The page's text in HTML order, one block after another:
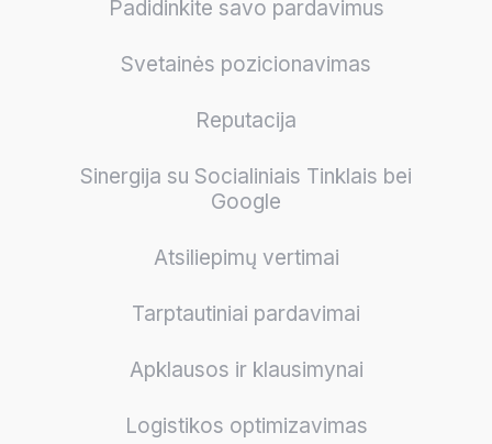
Padidinkite savo pardavimus
Svetainės pozicionavimas
Reputacija
Sinergija su Socialiniais Tinklais bei
Google
Atsiliepimų vertimai
Tarptautiniai pardavimai
Apklausos ir klausimynai
Logistikos optimizavimas